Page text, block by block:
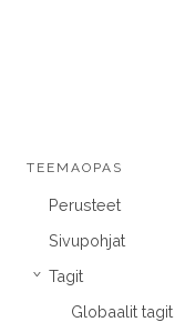
TEEMAOPAS
Perusteet
Sivupohjat
› Tagit
Globaalit tagit